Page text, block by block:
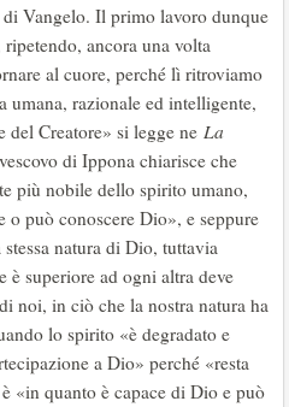
Vangelo. Il primo lavoro dunque
ancora una volta
al cuore, perché lì ritroviamo
umana, razionale ed intelligente,
del Creatore» si legge ne La
di Ippona chiarisce che
più nobile dello spirito umano,
o può conoscere Dio», e seppure
natura di Dio, tuttavia
è superiore ad ogni altra deve
noi, in ciò che la nostra natura ha
lo spirito «è degradato e
a Dio» perché «resta
«in quanto è capace di Dio e può